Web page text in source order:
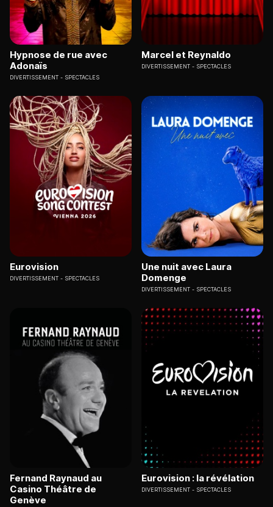
Hypnose de rue avec
Adonaïs
DIVERTISSEMENT SPECTACLES
Marcel et Reynaldo
DIVERTISSEMENT SPECTACLES
Eurovision
DIVERTISSEMENT SPECTACLES
Une nuit avec Laura
Domenge
DIVERTISSEMENT SPECTACLES
Fernand Raynaud au
Casino Théâtre de
Genève
Eurovision : la révélation
DIVERTISSEMENT SPECTACLES